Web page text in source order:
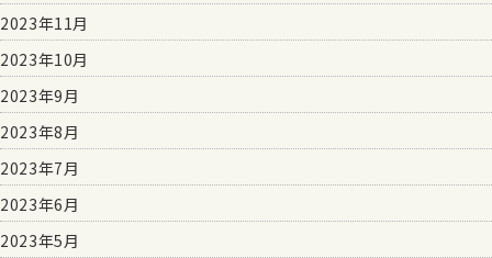
2023年11月
2023年10月
2023年9月
2023年8月
2023年7月
2023年6月
2023年5月